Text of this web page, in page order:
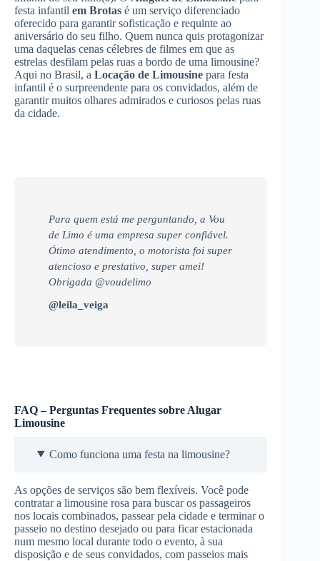
festa infantil em Brotas é um serviço diferenciado
oferecido para garantir sofisticação e requinte ao
aniversário do seu filho. Quem nunca quis protagonizar
uma daquelas cenas célebres de filmes em que as
estrelas desfilam pelas ruas a bordo de uma limousine?
Aqui no Brasil, a Locação de Limousine para festa
infantil é o surpreendente para os convidados, além de
garantir muitos olhares admirados e curiosos pelas ruas
da cidade.
Para quem está me perguntando, a Vou
de Limo é uma empresa super confiável.
Ótimo atendimento, o motorista foi super
atencioso e prestativo, super amei!
Obrigada @voudelimo
@leila_veiga
FAQ – Perguntas Frequentes sobre Alugar
Limousine
Como funciona uma festa na limousine?
As opções de serviços são bem flexíveis. Você pode
contratar a limousine rosa para buscar os passageiros
nos locais combinados, passear pela cidade e terminar o
passeio no destino desejado ou para ficar estacionada
num mesmo local durante todo o evento, à sua
disposição e de seus convidados, com passeios mais